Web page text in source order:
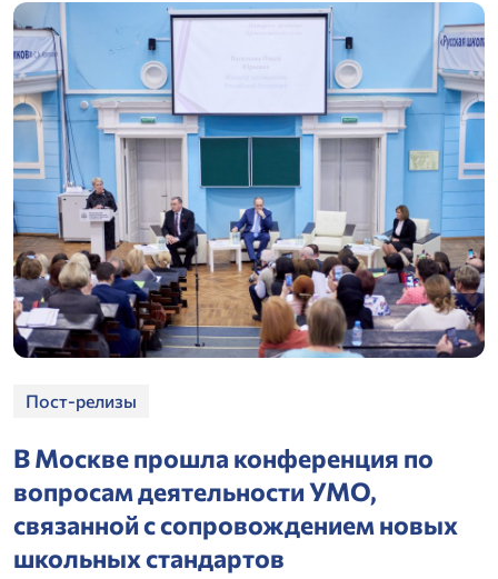
Пост-релизы
В Москве прошла конференция по
вопросам деятельности УМО,
связанной с сопровождением новых
школьных стандартов